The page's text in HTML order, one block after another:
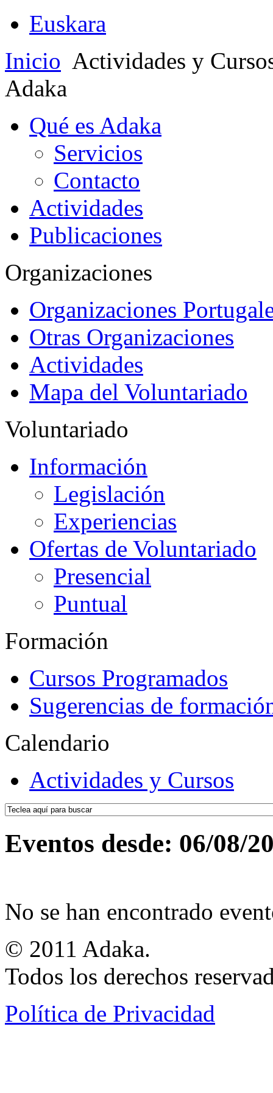
Euskara
Inicio Actividades y
Adaka
Qué es Adaka
Servicios
Contacto
Actividades
Publicaciones
Organizaciones
Organizaciones
Otras Organizaciones
Actividades
Mapa del Voluntariado
Voluntariado
Información
Legislación
Experiencias
Ofertas de Voluntariado
Presencial
Puntual
Formación
Cursos Programados
Sugerencias de
Calendario
Actividades y Cursos
Eventos desde: 06/08/
No se han encontrado
© 2011 Adaka.
Todos los derechos
Política de Privacidad